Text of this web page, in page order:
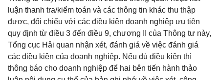
luận thanh tra/kiểm toán và các thông tin khác thu thập
được, đối chiếu với các điều kiện doanh nghiệp ưu tiên
quy định từ điều 3 đến điều 9, chương II của Thông tư này,
Tổng cục Hải quan nhận xét, đánh giá về việc đánh giá
các điều kiện của doanh nghiệp. Nếu đủ điều kiện thì
thông báo cho doanh nghiệp để hai bên tiến hành thảo